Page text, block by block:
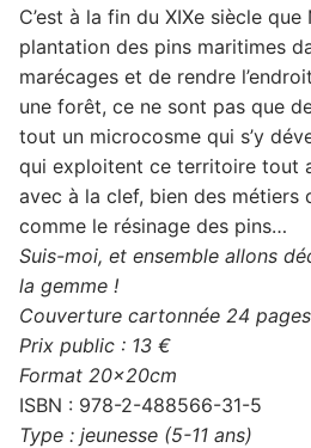
C’est à la fin du XIXe siècle
plantation des pins maritimes
marécages et de rendre
une forêt, ce ne sont pas que
tout un microcosme qui s’y
qui exploitent ce territoire tout
avec à la clef, bien des métiers
comme le résinage des pins…
Suis-moi, et ensemble allons
la gemme !
Couverture cartonnée 24 pages
Prix public : 13 €
Format 20x20cm
ISBN : 978-2-488566-31-5
Type : jeunesse (5-11 ans)